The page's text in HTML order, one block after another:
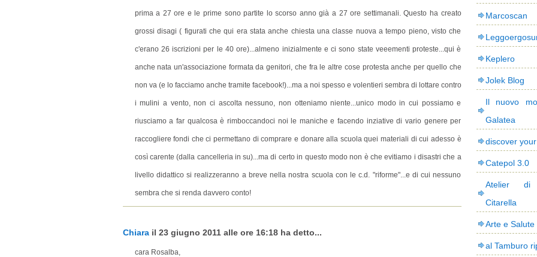
prima a 27 ore e le prime sono partite lo scorso anno già a 27 ore settimanali. Questo ha creato
grossi disagi ( figurati che qui era stata anche chiesta una classe nuova a tempo pieno, visto che
c'erano 26 iscrizioni per le 40 ore)...almeno inizialmente e ci sono state veeementi proteste...qui è
anche nata un'associazione formata da genitori, che fra le altre cose protesta anche per quello che
non va (e lo facciamo anche tramite facebook!)...ma a noi spesso e volentieri sembra di lottare contro
i mulini a vento, non ci ascolta nessuno, non otteniamo niente...unico modo in cui possiamo e
riusciamo a far qualcosa è rimboccandoci noi le maniche e facendo inziative di vario genere per
raccogliere fondi che ci permettano di comprare e donare alla scuola quei materiali di cui adesso è
così carente (dalla cancelleria in su)...ma di certo in questo modo non è che evitiamo i disastri che a
livello didattico si realizzeranno a breve nella nostra scuola con le c.d. "riforme"...e di cui nessuno
sembra che si renda davvero conto!
Chiarail 23 giugno 2011 alle ore 16:18 ha detto...
cara Rosalba,
Marcoscan
Keplero
Jolek Blog
Il nuovo
Galatea
discover
Catepol 3.0
Atelier di
Citarella
Arte e Salute
al Tamburo